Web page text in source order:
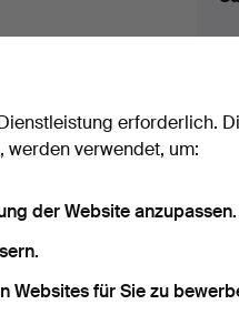
erforderlich.
werden verwendet, um:
der Website anzupassen.
Websites für Sie zu